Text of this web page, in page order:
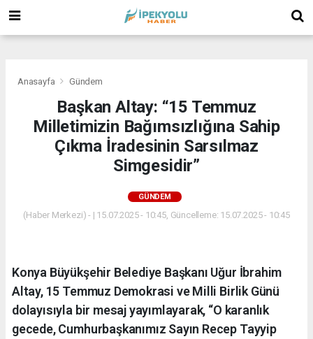
Anasayfa Gündem
Başkan Altay: “15 Temmuz
Milletimizin Bağımsızlığına Sahip
Çıkma İradesinin Sarsılmaz
Simgesidir”
GÜNDEM
(Haber Merkezi) - | 15.07.2025 - 10:45, Güncelleme: 15.07.2025 - 10:45
Konya Büyükşehir Belediye Başkanı Uğur İbrahim
Altay, 15 Temmuz Demokrasi ve Milli Birlik Günü
dolayısıyla bir mesaj yayımlayarak, “O karanlık
gecede, Cumhurbaşkanımız Sayın Recep Tayyip